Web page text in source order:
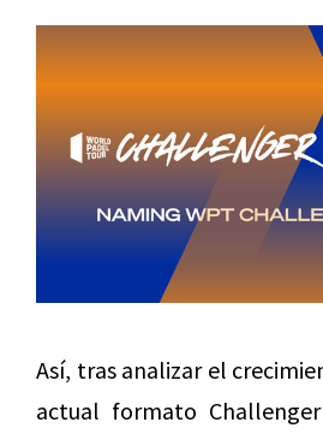
Así, tras analizar el
actual formato